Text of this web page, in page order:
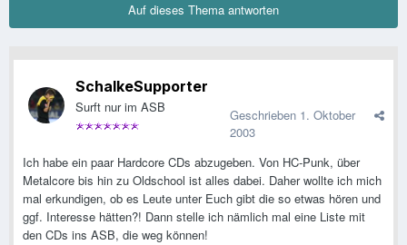
Auf dieses Thema antworten
SchalkeSupporter
Surft nur im ASB Geschrieben 1. Oktober
2003
Ich habe ein paar Hardcore CDs abzugeben. Von HC-Punk, über
Metalcore bis hin zu Oldschool ist alles dabei. Daher wollte ich mich
mal erkundigen, ob es Leute unter Euch gibt die so etwas hören und
ggf. Interesse hätten?! Dann stelle ich nämlich mal eine Liste mit
den CDs ins ASB, die weg können!